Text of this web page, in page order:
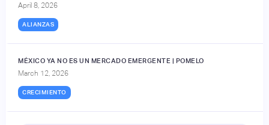
April 8, 2026
ALIANZAS
MÉXICO YA NO ES UN MERCADO EMERGENTE | POMELO
March 12, 2026
CRECIMIENTO